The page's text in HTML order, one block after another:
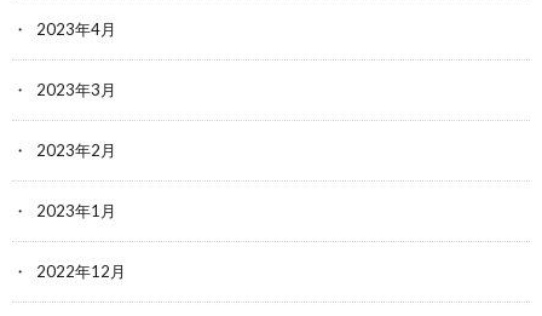
2023年4月
2023年3月
2023年2月
2023年1月
2022年12月